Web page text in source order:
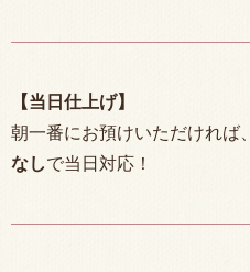
【当日仕上げ】
朝一番にお預けいただければ、
なしで当日対応！